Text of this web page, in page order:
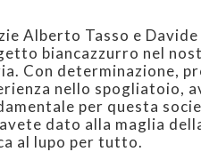
Alberto Tasso e
biancazzurro nel
Con determinazione,
nello spogliatoio,
per questa
dato alla maglia
al lupo per tutto.